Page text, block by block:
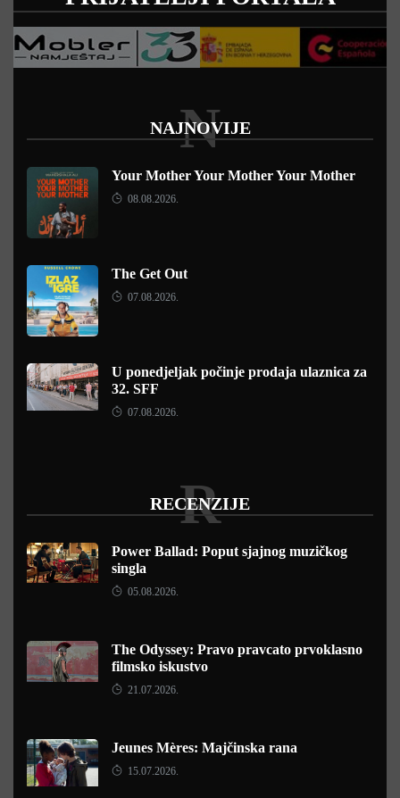
NAJNOVIJE
N
Your Mother Your Mother Your Mother
08.08.2026.
The Get Out
07.08.2026.
U ponedjeljak počinje prodaja ulaznica za
32. SFF
07.08.2026.
RECENZIJE
R
Power Ballad: Poput sjajnog muzičkog
singla
05.08.2026.
The Odyssey: Pravo pravcato prvoklasno
filmsko iskustvo
21.07.2026.
Jeunes Mères: Majčinska rana
15.07.2026.